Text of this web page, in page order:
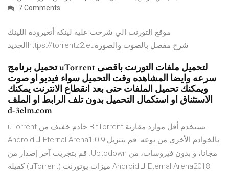
7 Comments
موقع التورنت الي شرحت عليه لينكه أتغيروده اللينك
الجديدhttps://torrentz2.euشرح مفصل بالصوت والصورة
تحميل برنامج uTorrent لتحميل ملفات التورنت باقصى
سرعه وايضا المشاهده وقت التحميل سواء فيديو او صوت
ويمكنك تحميل الملفات حتى بعد انقطاع الانترنت يمكنك
الاستئناق او استكمال التحميل بدون تلف الرابط او الملف
d-3elm.com
uTorrent خادم خفيف من BitTorrent يستخدم أقل موارد مقارنة
بالخوادم الأخرى من نوعه. ‫قم بنتزيل Eternal Arena1.0.9 لـ Android
مجانا، و بدون فيروسات، من Uptodown. قم بتجريب آخر إصدار من
Eternal Arena2018 لـ Android ميزات يوتورنت (uTorrent) كفيلة